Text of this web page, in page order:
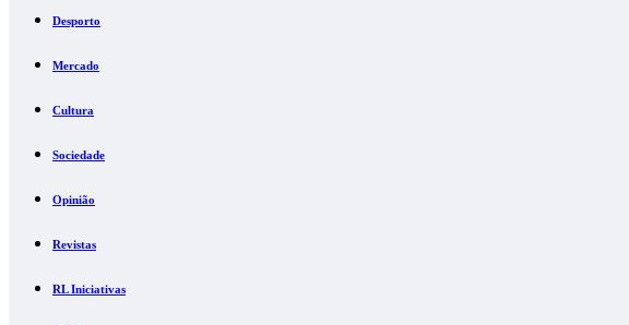
Desporto
Mercado
Cultura
Sociedade
Opinião
Revistas
RL Iniciativas